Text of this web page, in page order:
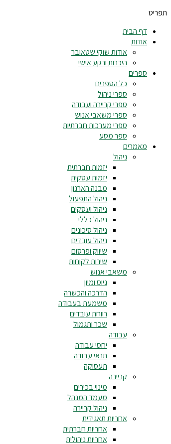
תפריט
דף הבית
אודות
אודות שוקי שטאובר
היכרות ורקע אישי
ספרים
כל הספרים
ספרי ניהול
ספרי קריירה ועבודה
ספרי משאבי אנוש
ספרי מערכות חברתיות
ספר מסע
מאמרים
ניהול
יזמות חברתית
יזמות עסקית
מבנה הארגון
ניהול התפעול
ניהול ועסקים
ניהול כללי
ניהול סיכונים
ניהול עובדים
שיווק ופרסום
שירות לקוחות
משאבי אנוש
גיוס ומיון
הדרכה והכשרה
משמעת בעבודה
רווחת עובדים
שכר ותגמול
עבודה
יחסי עבודה
תנאי עבודה
תעסוקה
קריירה
מינוי בכירים
מעמד המנהל
ניהול קריירה
אחריות תאגידית
אחריות חברתית
אחריות ניהולית